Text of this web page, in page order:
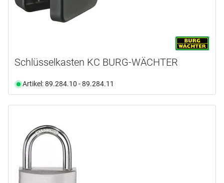
Schlüsselkasten KC BURG-WÄCHTER
Artikel: 89.284.10 - 89.284.11